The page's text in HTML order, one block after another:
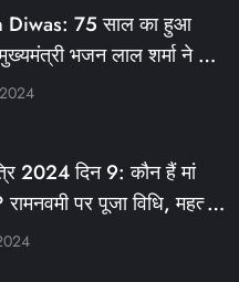
Diwas: 75 साल का हुआ
भजन लाल शर्मा ने दी
रहेंगी ये सेवाएं
#KFYNEWS
2024 दिन 9: कौन हैं मां
रामनवमी पर पूजा विधि, महत्व,
#KFYNEWS